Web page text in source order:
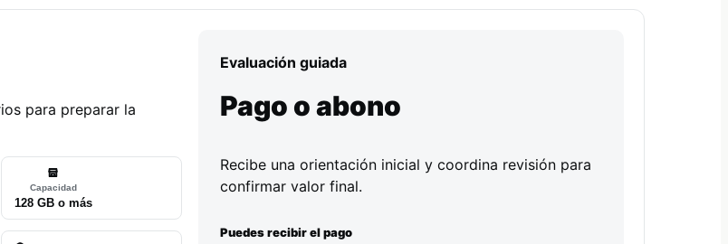
para preparar la
Capacidad
128 GB o más
Evaluación guiada
Pago o abono
Recibe una orientación inicial y coordina revisión para
confirmar valor final.
Puedes recibir el pago